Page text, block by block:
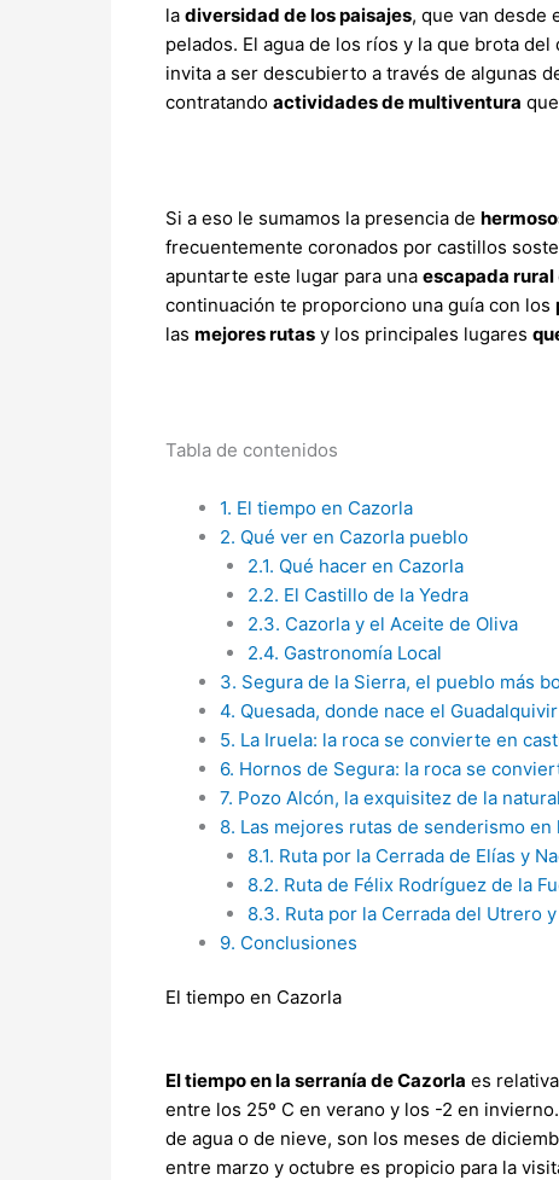
la diversidad de los paisajes, que van desde
pelados. El agua de los ríos y la que brota
invita a ser descubierto a través de algunas
contratando actividades de multiventura
Si a eso le sumamos la presencia de
frecuentemente coronados por castillos
apuntarte este lugar para una escapada rural
continuación te proporciono una guía con los
las mejores rutas y los principales lugares
Tabla de contenidos
1. El tiempo en Cazorla
2. Qué ver en Cazorla pueblo
2.1. Qué hacer en Cazorla
2.2. El Castillo de la Yedra
2.3. Cazorla y el Aceite de Oliva
2.4. Gastronomía Local
3. Segura de la Sierra, el pueblo más
4. Quesada, donde nace el Guadalquivir
5. La Iruela: la roca se convierte en
6. Hornos de Segura: la roca se
7. Pozo Alcón, la exquisitez de la
8. Las mejores rutas de senderismo en
8.1. Ruta por la Cerrada de Elías y
8.2. Ruta de Félix Rodríguez de la
8.3. Ruta por la Cerrada del Utrero
9. Conclusiones
El tiempo en Cazorla
El tiempo en la serranía de Cazorla es
entre los 25º C en verano y los -2 en
de agua o de nieve, son los meses de
entre marzo y octubre es propicio para la